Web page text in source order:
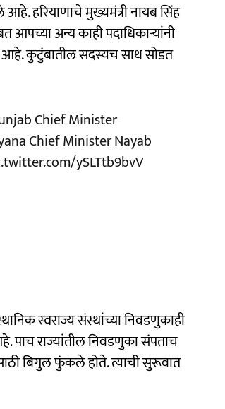
हरियाणाचे मुख्यमंत्री नायब सिंह
आपच्या अन्य काही पदाधिकाऱ्यांनी
आहे. कुटुंबातील सदस्यच साथ सोडत
Chief Minister
Chief Minister Nayab
ySLTtb9bvV
स्वराज्य संस्थांच्या निवडणुकाही
राज्यांतील निवडणुका संपताच
बिगुल फुंकले होते. त्याची सुरूवात